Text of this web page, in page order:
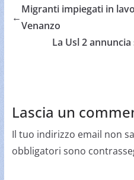
←
Migranti impiegati in
Venanzo
La Usl 2
Lascia un
Il tuo indirizzo email non
obbligatori sono